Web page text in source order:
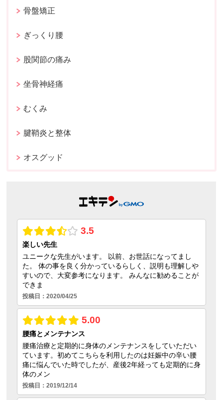
骨盤矯正
ぎっくり腰
股関節の痛み
坐骨神経痛
むくみ
腱鞘炎と整体
オスグッド